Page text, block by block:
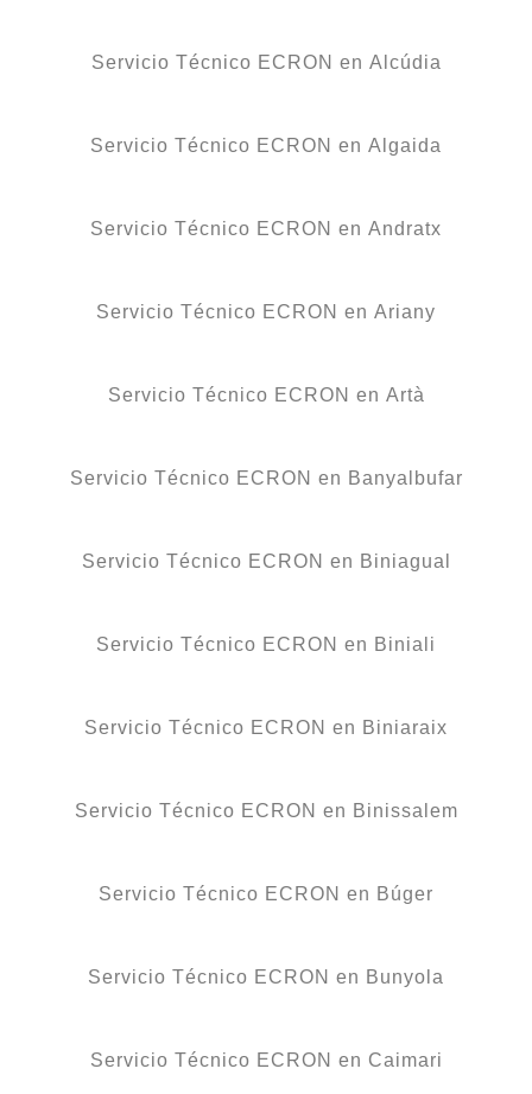
Servicio Técnico ECRON en Alcúdia
Servicio Técnico ECRON en Algaida
Servicio Técnico ECRON en Andratx
Servicio Técnico ECRON en Ariany
Servicio Técnico ECRON en Artà
Servicio Técnico ECRON en Banyalbufar
Servicio Técnico ECRON en Biniagual
Servicio Técnico ECRON en Biniali
Servicio Técnico ECRON en Biniaraix
Servicio Técnico ECRON en Binissalem
Servicio Técnico ECRON en Búger
Servicio Técnico ECRON en Bunyola
Servicio Técnico ECRON en Caimari